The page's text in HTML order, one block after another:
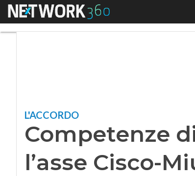
Menu
L'ACCORDO
Competenze
l’asse Cisco-